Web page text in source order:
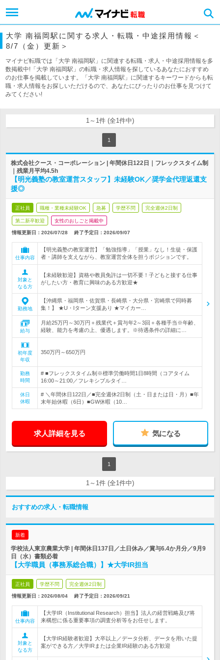
大学 南福岡駅に関する求人・転職・中途採用情報＜
8/7（金）更新＞
マイナビ転職では「大学 南福岡駅」に関連する転職・求人・中途採用情報を多
数掲載中!「大学 南福岡駅」の転職・求人情報を探しているあなたにおすすめ
のお仕事を掲載しています。「大学 南福岡駅」に関連するキーワードからも転
職・求人情報をお探しいただけるので、あなたにぴったりのお仕事を見つけて
みてください!
1～1件 (全1件中)
1
株式会社クース・コーポレーション | 年間休日122日｜フレックスタイム制
｜残業月平均4.5h
【明光義塾の教室運営スタッフ】未経験OK／奨学金代理返還支
援◎
正社員 職種・業種未経験OK 急募 学歴不問 完全週休2日制
第二新卒歓迎 女性のおしごと掲載中
情報更新日：2026/07/28 終了予定日： 2026/09/07
仕事内容
【明光義塾の教室運営】「勉強指導」「授業」なし！生徒・保護
者・講師を支えながら、教室運営全体を担うポジションです。
対象と
なる方
【未経験歓迎】資格や教員免許は一切不要！子どもと接する仕事
がしたい方・教育に興味のある方歓迎★
勤務地
【沖縄県・福岡県・佐賀県・長崎県・大分県・宮崎県で同時募
集！】 ★U・Iターン支援あり ★マイカー…
給与
月給25万円～30万円＋残業代＋賞与年2～3回＋各種手当※年齢、
経験、能力を考慮の上、優遇します。※待遇条件の詳細に…
初年度
年収
350万円～650万円
勤務
時間
# ■フレックスタイム制※標準労働時間1日8時間（コアタイム
16:00～21:00／フレキシブルタイ…
休日
休暇
# ＼年間休日122日／■完全週休2日制（土・日または日・月）■年
末年始休暇（6日）■GW休暇（10…
求人詳細を見る 気になる
1
1～1件 (全1件中)
おすすめの求人・転職情報
新着
学校法人東京農業大学 | 年間休日137日／土日休み／賞与6.4か月分／9月9
日（水）書類必着
【大学職員（事務系総合職）】★大学IR担当
正社員 学歴不問 完全週休2日制
情報更新日：2026/08/04 終了予定日： 2026/09/21
仕事内容
【大学IR（Institutional Research）担当】法人の経営戦略及び将
来構想に係る重要事項の調査分析等をお任せします。
対象と
なる方
【大学IR経験者歓迎】大卒以上／データ分析、データを用いた提
案ができる方／大学IRまたは企業IR経験のある方歓迎